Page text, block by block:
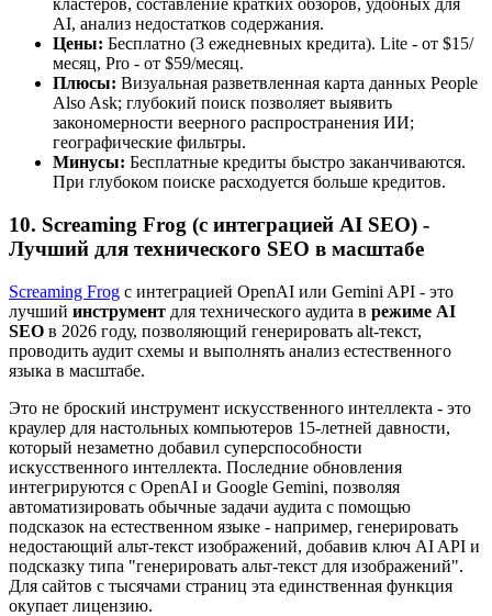
кластеров, составление кратких обзоров, удобных для
AI, анализ недостатков содержания.
Цены: Бесплатно (3 ежедневных кредита). Lite - от $15/
месяц, Pro - от $59/месяц.
Плюсы: Визуальная разветвленная карта данных People
Also Ask; глубокий поиск позволяет выявить
закономерности веерного распространения ИИ;
географические фильтры.
Минусы: Бесплатные кредиты быстро заканчиваются.
При глубоком поиске расходуется больше кредитов.
10. Screaming Frog (с интеграцией AI SEO) -
Лучший для технического SEO в масштабе
Screaming Frog с интеграцией OpenAI или Gemini API - это
лучший инструмент для технического аудита в режиме AI
SEO в 2026 году, позволяющий генерировать alt-текст,
проводить аудит схемы и выполнять анализ естественного
языка в масштабе.
Это не броский инструмент искусственного интеллекта - это
краулер для настольных компьютеров 15-летней давности,
который незаметно добавил суперспособности
искусственного интеллекта. Последние обновления
интегрируются с OpenAI и Google Gemini, позволяя
автоматизировать обычные задачи аудита с помощью
подсказок на естественном языке - например, генерировать
недостающий альт-текст изображений, добавив ключ AI API и
подсказку типа "генерировать альт-текст для изображений".
Для сайтов с тысячами страниц эта единственная функция
окупает лицензию.